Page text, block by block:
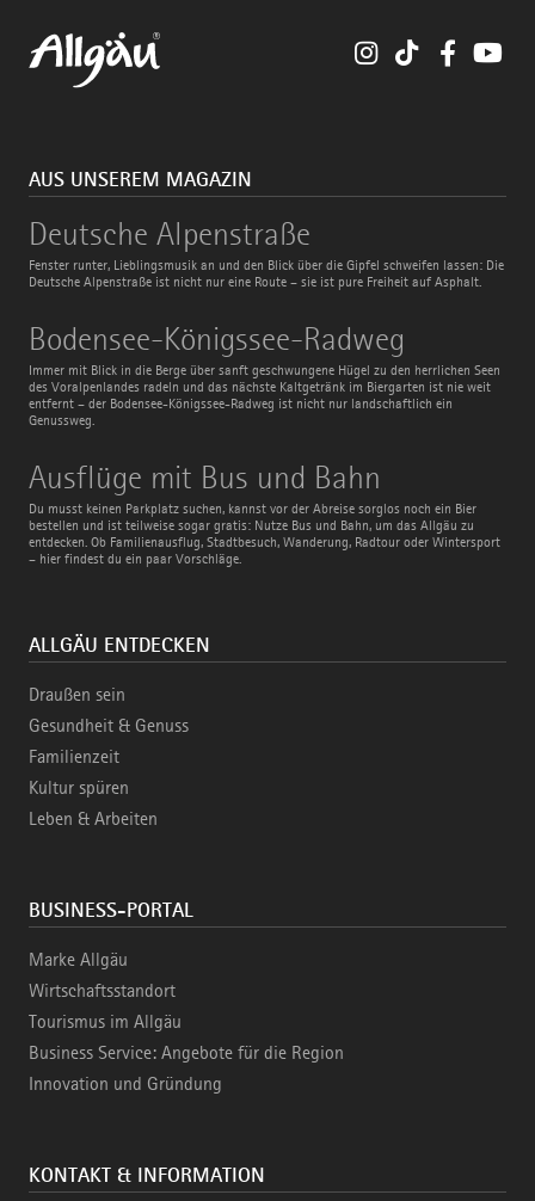
InstagramTikTok
AUS UNSEREM MAGAZIN
Deutsche Alpenstraße
Fenster runter, Lieblingsmusik an und den Blick über die Gipfel schweifen lassen: Die
Deutsche Alpenstraße ist nicht nur eine Route – sie ist pure Freiheit auf Asphalt.
Deutsche
Alpenstraße
Bodensee-Königssee-Radweg
Immer mit Blick in die Berge über sanft geschwungene Hügel zu den herrlichen Seen
des Voralpenlandes radeln und das nächste Kaltgetränk im Biergarten ist nie weit
entfernt – der Bodensee-Königssee-Radweg ist nicht nur landschaftlich ein
Genussweg.
Bodensee-
Königssee-
Radweg
Ausflüge mit Bus und Bahn
Du musst keinen Parkplatz suchen, kannst vor der Abreise sorglos noch ein Bier
bestellen und ist teilweise sogar gratis: Nutze Bus und Bahn, um das Allgäu zu
entdecken. Ob Familienausflug, Stadtbesuch, Wanderung, Radtour oder Wintersport
– hier findest du ein paar Vorschläge.
Ausflüge
mit
Bus
und
Bahn
ALLGÄU ENTDECKEN
Draußen sein
Gesundheit & Genuss
Familienzeit
Kultur spüren
Leben & Arbeiten
BUSINESS-PORTAL
Marke Allgäu
Wirtschaftsstandort
Tourismus im Allgäu
Business Service: Angebote für die Region
Innovation und Gründung
KONTAKT & INFORMATION